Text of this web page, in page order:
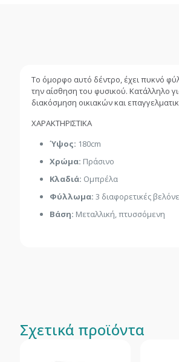
Το όμορφο αυτό δέντρο, έχει πυκνό
την αίσθηση του φυσικού. Κατάλληλο
διακόσμηση οικιακών και
ΧΑΡΑΚΤΗΡΙΣΤΙΚΑ
Ύψος: 180cm
Χρώμα: Πράσινο
Κλαδιά: Ομπρέλα
Φύλλωμα: 3 διαφορετικές
Βάση: Μεταλλική, πτυσσόμενη
Σχετικά προϊόντα